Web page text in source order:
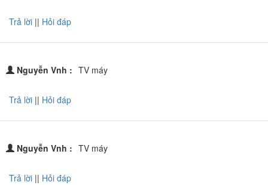
Trả lời || Hỏi đáp
Nguyễn Vnh : TV máy
Trả lời || Hỏi đáp
Nguyễn Vnh : TV máy
Trả lời || Hỏi đáp